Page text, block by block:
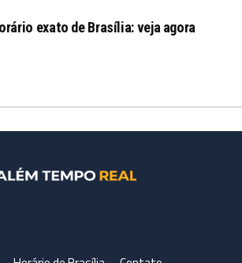
exato de Brasília: veja agora